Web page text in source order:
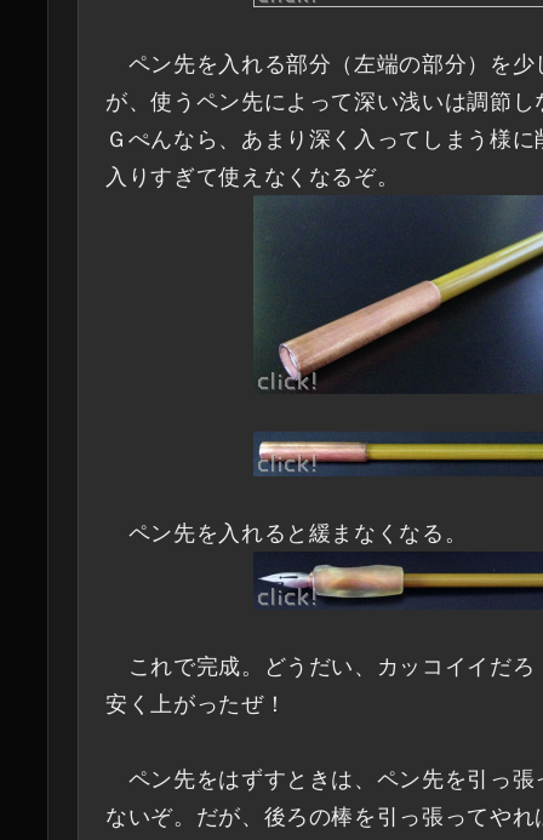
ペン先を入れる部分（左端の部分）を少
が、使うペン先によって深い浅いは調節
Ｇぺんなら、あまり深く入ってしまう様
入りすぎて使えなくなるぞ。
ペン先を入れると緩まなくなる。
これで完成。どうだい、カッコイイだろ
安く上がったぜ！
ペン先をはずすときは、ペン先を引っ張
ないぞ。だが、後ろの棒を引っ張ってや